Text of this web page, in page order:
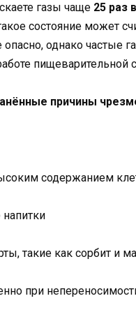
газы чаще 25 раз
состояние может
опасно, однако частые
пищеварительной
причины
содержанием
такие как сорбит и
при